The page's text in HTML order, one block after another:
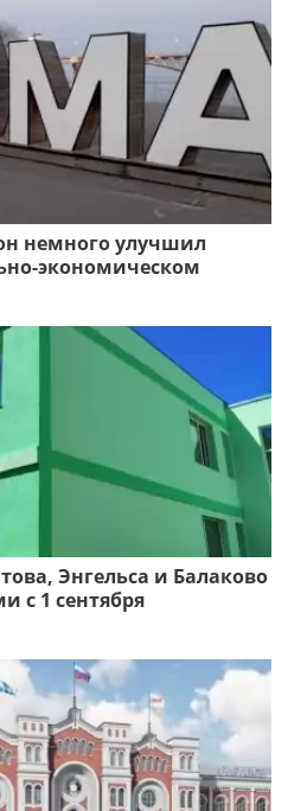
немного улучшил
экономическом
Энгельса и Балаково
с 1 сентября